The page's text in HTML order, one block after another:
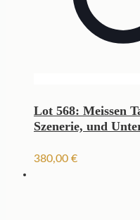
Lot 568: Meissen
Szenerie, und
380,00 €